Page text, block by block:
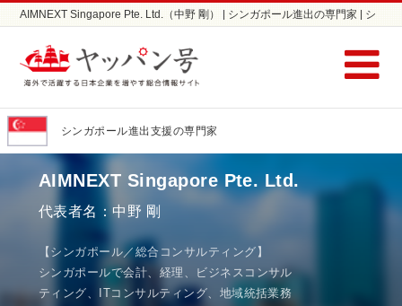
AIMNEXT Singapore Pte. Ltd.（中野 剛） | シンガポール進出の専門家 | シ
シンガポール進出支援の専門家
AIMNEXT Singapore Pte. Ltd.
代表者名：中野 剛
【シンガポール／総合コンサルティング】
シンガポールで会計、経理、ビジネスコンサル
ティング、ITコンサルティング、地域統括業務